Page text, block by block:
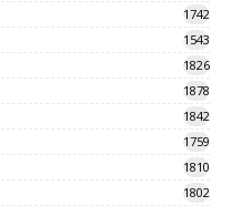
1742
1543
1826
1878
1842
1759
1810
1802